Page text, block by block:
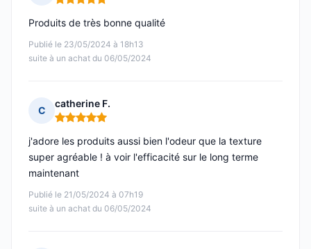
Note : 5 sur 5
Publié le 23/05/2024 à 18h13
suite à un achat du 06/05/2024
Produits de très bonne qualité
C
catherine F.
Note : 5 sur 5
Publié le 21/05/2024 à 07h19
suite à un achat du 06/05/2024
j'adore les produits aussi bien l'odeur que la texture
super agréable ! à voir l'efficacité sur le long terme
maintenant